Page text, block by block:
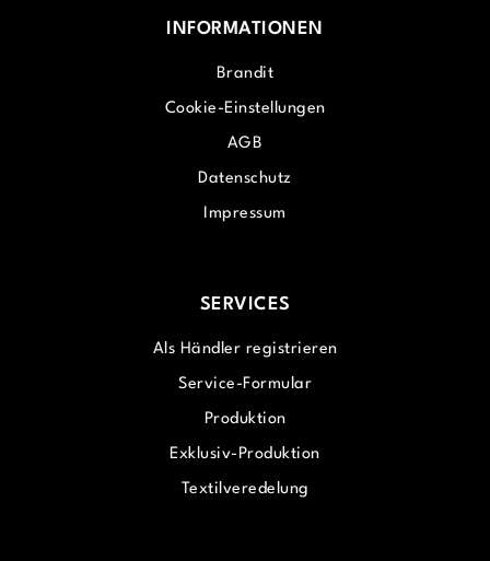
INFORMATIONEN
Brandit
Cookie-Einstellungen
AGB
Datenschutz
Impressum
SERVICES
Als Händler registrieren
Service-Formular
Produktion
Exklusiv-Produktion
Textilveredelung